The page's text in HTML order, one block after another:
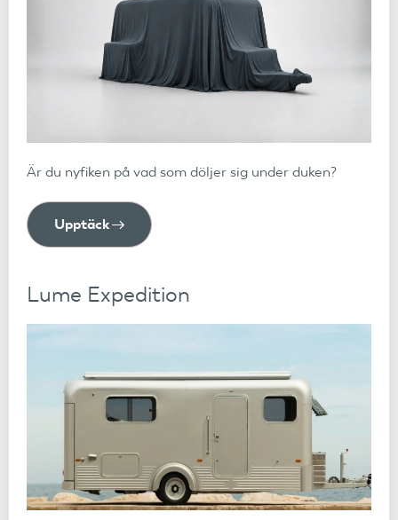
Är du nyfiken på vad som döljer sig under duken?
Upptäck
Lume Expedition